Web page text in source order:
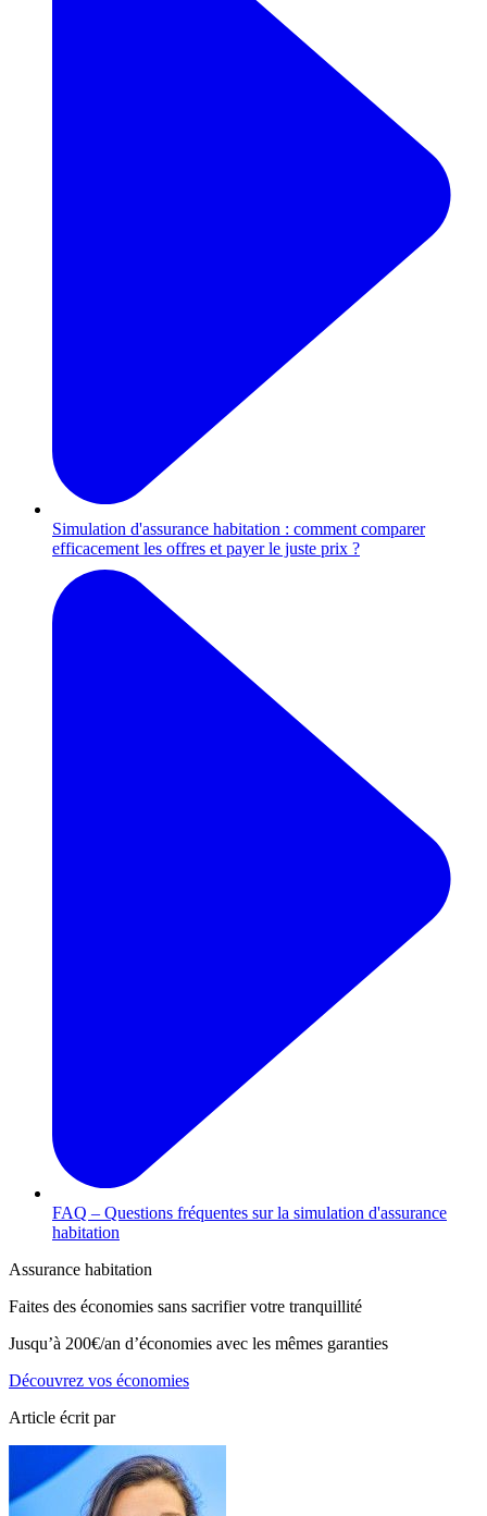
Simulation d'assurance habitation : comment comparer
efficacement les offres et payer le juste prix ?
FAQ – Questions fréquentes sur la simulation d'assurance
habitation
Assurance habitation
Faites des économies sans sacrifier votre tranquillité
Jusqu’à 200€/an d’économies avec les mêmes garanties
Découvrez vos économies
Article écrit par